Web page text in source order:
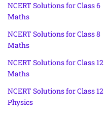
NCERT Solutions for Class 6
Maths
NCERT Solutions for Class 8
Maths
NCERT Solutions for Class 12
Maths
NCERT Solutions for Class 12
Physics